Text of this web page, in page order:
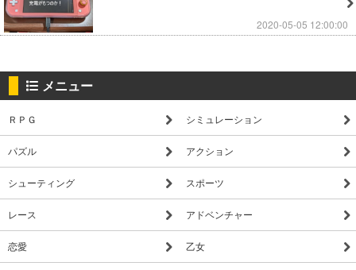
2020-05-05 12:00:00
メニュー
ＲＰＧ シミュレーション
パズル アクション
シューティング スポーツ
レース アドベンチャー
恋愛 乙女